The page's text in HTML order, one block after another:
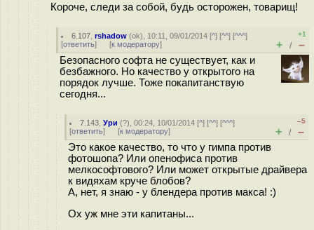
Короче, следи за собой, будь осторожен, товарищ!
6.107 ,rshadow (ok), 10:11, 09/01/2014 [^] [^^] [^^^]
[ответить] [к модератору]
+1
+ / –
Безопасного софта не существует, как и
безбажного. Но качество у открытого на
порядок лучше. Тоже покапитанствую
сегодня...
7.143 ,Ури (?), 00:24, 10/01/2014 [^] [^^] [^^^]
[ответить] [к модератору]
–5
+ / –
Это какое качество, то что у гимпа против
фотошопа? Или опенофиса против
мелкософтового? Или может открытые драйвера
к видяхам круче блобов?
А, нет, я знаю - у блендера против макса! :)
Ох уж мне эти капитаны...